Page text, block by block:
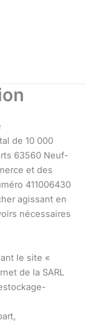
de 10 000
63560 Neuf-
et des
411006430
agissant en
nécessaires
le site «
de la SARL